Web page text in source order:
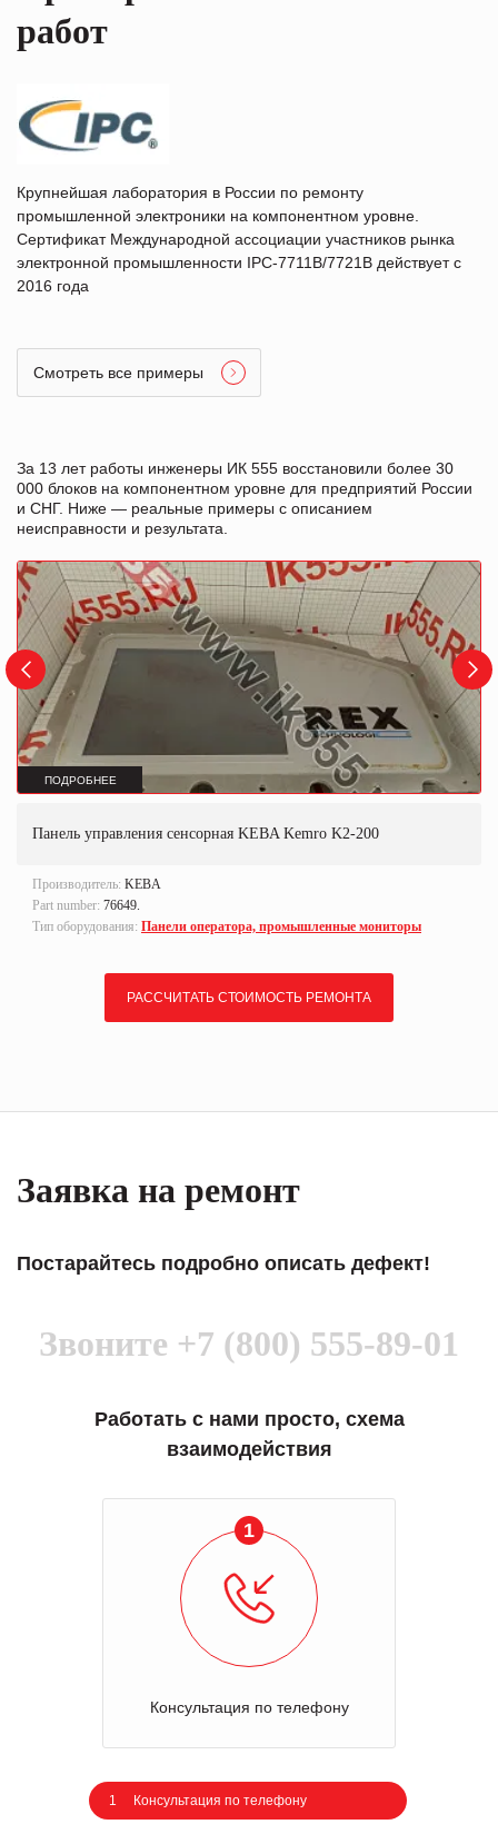
работ
Крупнейшая лаборатория в России по ремонту
промышленной электроники на компонентном уровне.
Сертификат Международной ассоциации участников рынка
электронной промышленности IPC-7711B/7721B действует с
2016 года
Смотреть все примеры
За 13 лет работы инженеры ИК 555 восстановили более 30
000 блоков на компонентном уровне для предприятий России
и СНГ. Ниже — реальные примеры с описанием
неисправности и результата.
ПОДРОБНЕЕ
Панель управления сенсорная KEBA Kemro K2-200
Производитель: KEBA
Part number: 76649.
Тип оборудования: Панели оператора, промышленные мониторы
РАССЧИТАТЬ СТОИМОСТЬ РЕМОНТА
Заявка на ремонт
Постарайтесь подробно описать дефект!
Звоните +7 (800) 555-89-01
Работать с нами просто, схема
взаимодействия
1
Консультация по телефону
1 Консультация по телефону